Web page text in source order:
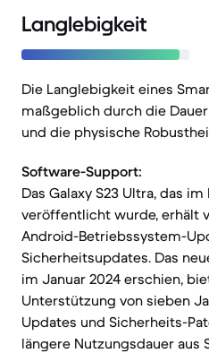
Langlebigkeit
Die Langlebigkeit eines
maßgeblich durch die
und die physische
Software-Support:
Das Galaxy S23 Ultra, das
veröffentlicht wurde, erhält
Android-Betriebssystem-
Sicherheitsupdates. Das
im Januar 2024 erschien,
Unterstützung von sieben
Updates und Sicherheits-
längere Nutzungsdauer